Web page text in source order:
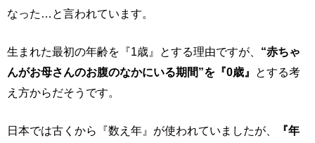
なった…と言われています。
生まれた最初の年齢を『1歳』とする理由ですが、 “赤ちゃ
んがお母さんのお腹のなかにいる期間”を『0歳』
とする考
え方からだそうです。
日本では古くから『数え年』が使われていましたが、
『年